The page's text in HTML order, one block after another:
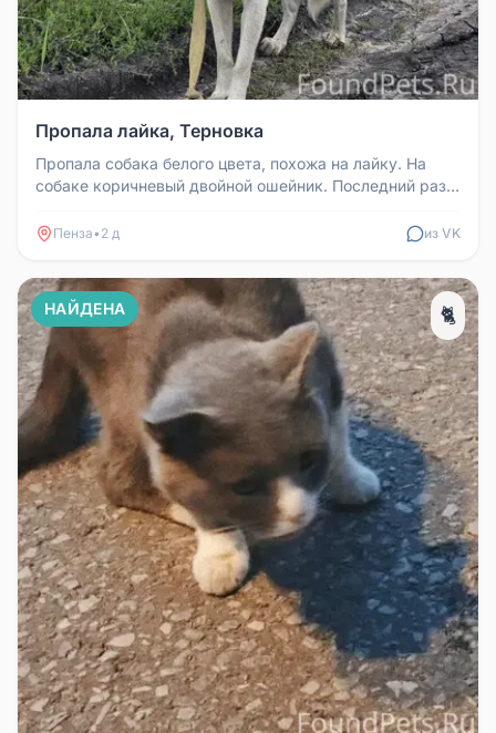
Пропала лайка, Терновка
Пропала собака белого цвета, похожа на лайку. На
собаке коричневый двойной ошейник. Последний раз
Пенза• 2 д из VK
НАЙДЕНА 🐈